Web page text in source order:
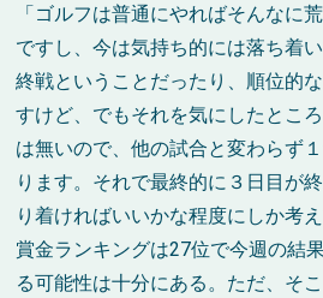
「ゴルフは普通にやればそんなに
ですし、今は気持ち的には落ち着
終戦ということだったり、順位的
すけど、でもそれを気にしたとこ
は無いので、他の試合と変わらず
ります。それで最終的に３日目が
り着ければいいかな程度にしか考
賞金ランキングは27位で今週の結
る可能性は十分にある。ただ、そ